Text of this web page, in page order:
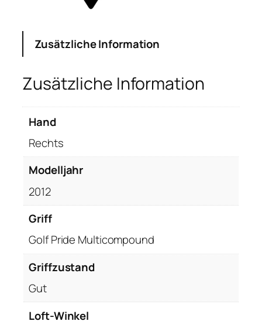
Zusätzliche Information
Zusätzliche Information
Hand
Rechts
Modelljahr
2012
Griff
Golf Pride Multicompound
Griffzustand
Gut
Loft-Winkel